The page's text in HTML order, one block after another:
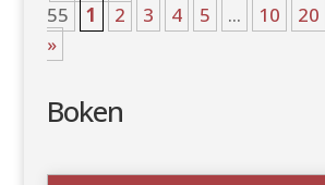
55
1 2 3 4 5 ... 10 20
»
Boken